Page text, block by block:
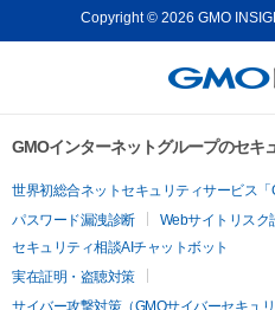
Copyright © 2026 GMO
GMOインターネットグループのセキ
世界初総合ネットセキュリティサービス「
パスワード漏洩診断
Webサイトリスク
セキュリティ相談AIチャットボット
実在証明・盗聴対策
サイバー攻撃対策（GMOサイバーセキュリ